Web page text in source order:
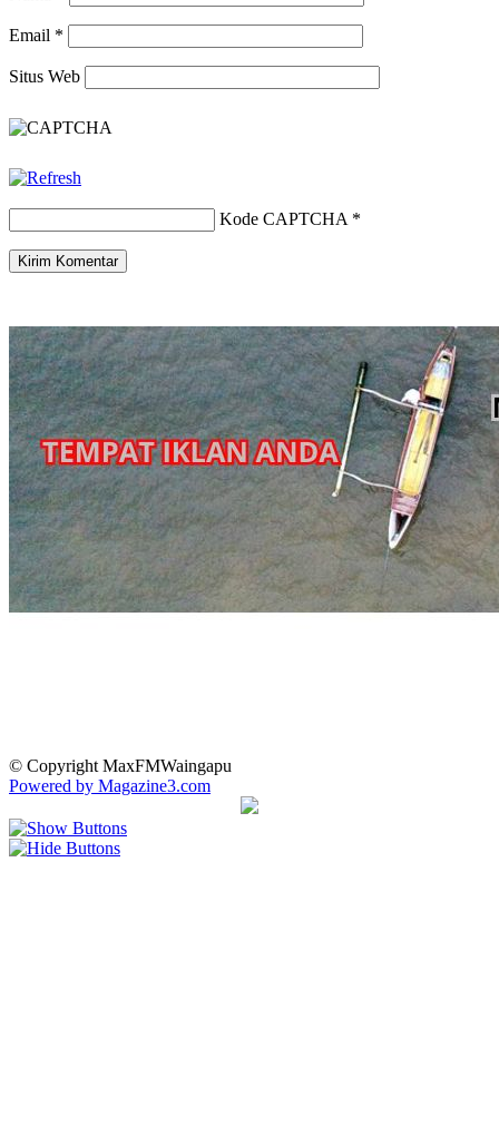
Email *
Situs Web
Kode CAPTCHA *
© Copyright MaxFMWaingapu
Powered by Magazine3.com